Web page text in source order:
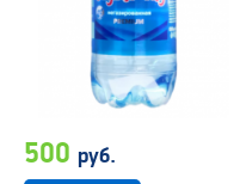
500 руб.